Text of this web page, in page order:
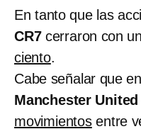
En tanto que las
CR7cerraron con
ciento.
Cabe señalar que
Manchester United
movimientosentre